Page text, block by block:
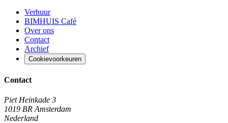
Verhuur
BIMHUIS Café
Over ons
Contact
Archief
Cookievoorkeuren
Contact
Piet Heinkade 3
1019 BR Amsterdam
Nederland